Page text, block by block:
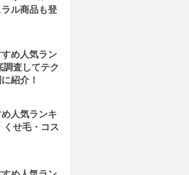
ル商品も登
め人気ラン
調査してテク
紹介！
人気ランキ
くせ毛・コス